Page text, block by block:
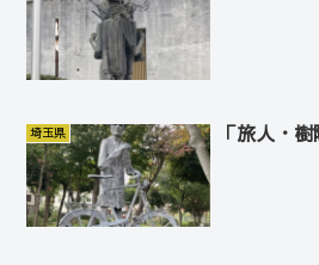
埼玉県 「旅人・